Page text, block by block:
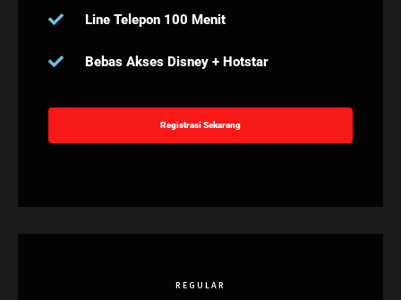
Line Telepon 100 Menit
Bebas Akses Disney + Hotstar
Registrasi Sekarang
REGULAR